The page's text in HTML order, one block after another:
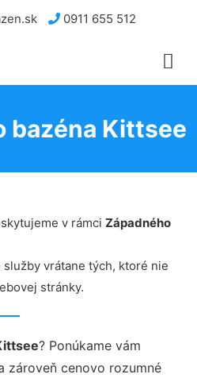
0911 655 512
bazéna Kittsee
v rámci Západného
vrátane tých, ktoré nie
stránky.
? Ponúkame vám
zároveň cenovo rozumné